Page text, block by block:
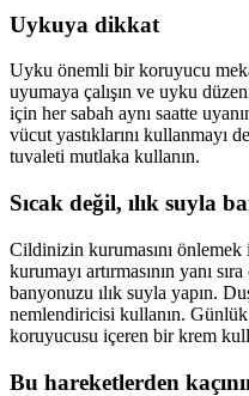
Uykuya dikkat
Uyku önemli bir koruyucu
uyumaya çalışın ve uyku
için her sabah aynı saatte
vücut yastıklarını kullanmayı
tuvaleti mutlaka kullanın.
Sıcak değil, ılık suyla
Cildinizin kurumasını
kurumayı artırmasının yanı
banyonuzu ılık suyla yapın.
nemlendiricisi kullanın.
koruyucusu içeren bir krem
Bu hareketlerden